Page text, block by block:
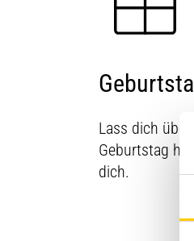
Lass dich
Geburtstag
dich.